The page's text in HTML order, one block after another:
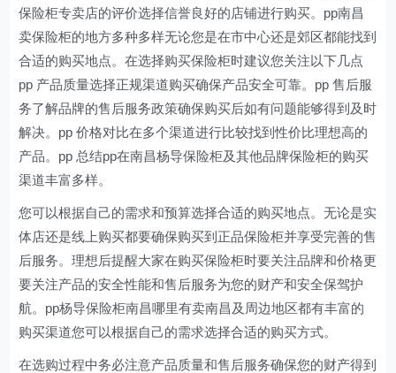
保险柜专卖店的评价选择信誉良好的店铺进行购买。pp南昌
卖保险柜的地方多种多样无论您是在市中心还是郊区都能找到
合适的购买地点。在选择购买保险柜时建议您关注以下几点
pp 产品质量选择正规渠道购买确保产品安全可靠。pp 售后服
务了解品牌的售后服务政策确保购买后如有问题能够得到及时
解决。pp 价格对比在多个渠道进行比较找到性价比理想高的
产品。pp 总结pp在南昌杨导保险柜及其他品牌保险柜的购买
渠道丰富多样。
您可以根据自己的需求和预算选择合适的购买地点。无论是实
体店还是线上购买都要确保购买到正品保险柜并享受完善的售
后服务。理想后提醒大家在购买保险柜时要关注品牌和价格更
要关注产品的安全性能和售后服务为您的财产和安全保驾护
航。pp杨导保险柜南昌哪里有卖南昌及周边地区都有丰富的
购买渠道您可以根据自己的需求选择合适的购买方式。
在选购过程中务必注意产品质量和售后服务确保您的财产得到